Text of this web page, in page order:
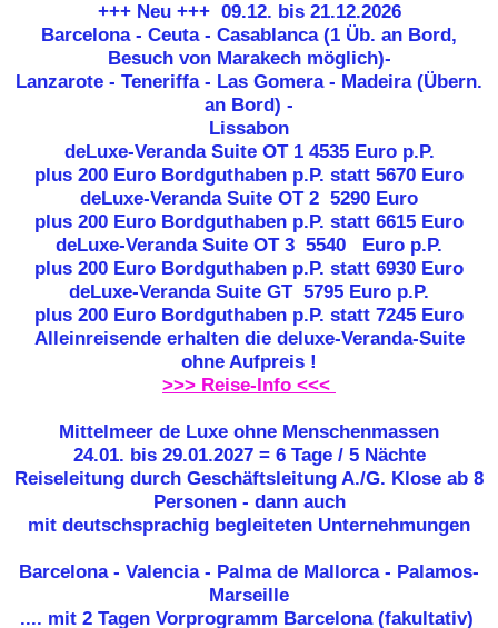
+++ Neu +++ 09.12. bis 21.12.2026
Barcelona - Ceuta - Casablanca (1 Üb. an Bord,
Besuch von Marakech möglich)-
Lanzarote - Teneriffa - Las Gomera - Madeira (Übern.
an Bord) -
Lissabon
deLuxe-Veranda Suite OT 1 4535 Euro p.P.
plus 200 Euro Bordguthaben p.P. statt 5670 Euro
deLuxe-Veranda Suite OT 2 5290 Euro
plus 200 Euro Bordguthaben p.P. statt 6615 Euro
deLuxe-Veranda Suite OT 3 5540 Euro p.P.
plus 200 Euro Bordguthaben p.P. statt 6930 Euro
deLuxe-Veranda Suite GT 5795 Euro p.P.
plus 200 Euro Bordguthaben p.P. statt 7245 Euro
Alleinreisende erhalten die deluxe-Veranda-Suite
ohne Aufpreis !
>>> Reise-Info <<<
Mittelmeer de Luxe ohne Menschenmassen
24.01. bis 29.01.2027 = 6 Tage / 5 Nächte
Reiseleitung durch Geschäftsleitung A./G. Klose ab 8
Personen - dann auch
mit deutschsprachig begleiteten Unternehmungen
Barcelona - Valencia - Palma de Mallorca - Palamos-
Marseille
.... mit 2 Tagen Vorprogramm Barcelona (fakultativ)